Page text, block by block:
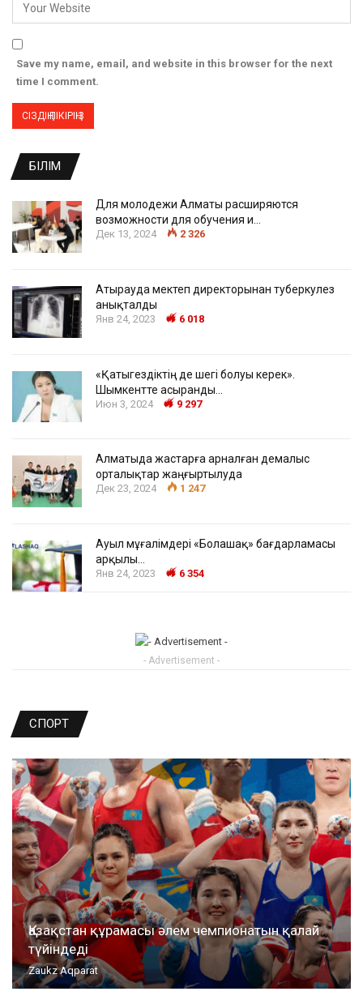
Save my name, email, and website in this browser for the next
time I comment.
БІЛІМ
Для молодежи Алматы расширяются
возможности для обучения и…
Дек 13, 2024 2 326
Атырауда мектеп директорынан туберкулез
анықталды
Янв 24, 2023 6 018
«Қатыгездіктің де шегі болуы керек».
Шымкентте асыранды…
Июн 3, 2024 9 297
Алматыда жастарға арналған демалыс
орталықтар жаңғыртылуда
Дек 23, 2024 1 247
Ауыл мұғалімдері «Болашақ» бағдарламасы
арқылы…
Янв 24, 2023 6 354
- Advertisement -
СПОРТ
Қазақстан құрамасы әлем чемпионатын қалай
түйіндеді
Zaukz Aqparat